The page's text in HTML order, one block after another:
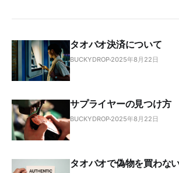
タオバオ決済について
BUCKYDROP 2025年8月22日
サプライヤーの見つけ方
BUCKYDROP 2025年8月22日
タオバオで偽物を買わな